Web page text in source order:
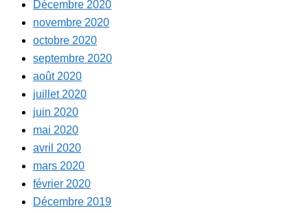
Décembre 2020
novembre 2020
octobre 2020
septembre 2020
août 2020
juillet 2020
juin 2020
mai 2020
avril 2020
mars 2020
février 2020
Décembre 2019